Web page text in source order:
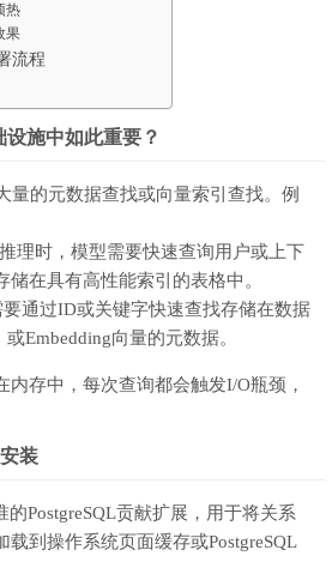
热
果
流程
施中如此重要？
量的元数据查找或向量索引查找。例
理时，模型需要快速查询用户或上下
在具有高性能索引的表格中。
通过ID或关键字快速查找存储在数据
Embedding向量的元数据。
内存中，每次查询都会触发I/O瓶颈，
装
的PostgreSQL贡献扩展，用于将关系
载到操作系统页面缓存或PostgreSQL